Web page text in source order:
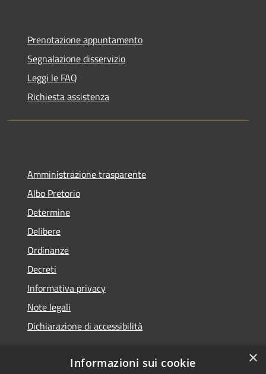
Prenotazione appuntamento
Segnalazione disservizio
Leggi le FAQ
Richiesta assistenza
Amministrazione trasparente
Albo Pretorio
Determine
Delibere
Ordinanze
Decreti
Informativa privacy
Note legali
Dichiarazione di accessibilità
×
Informazioni sui cookie